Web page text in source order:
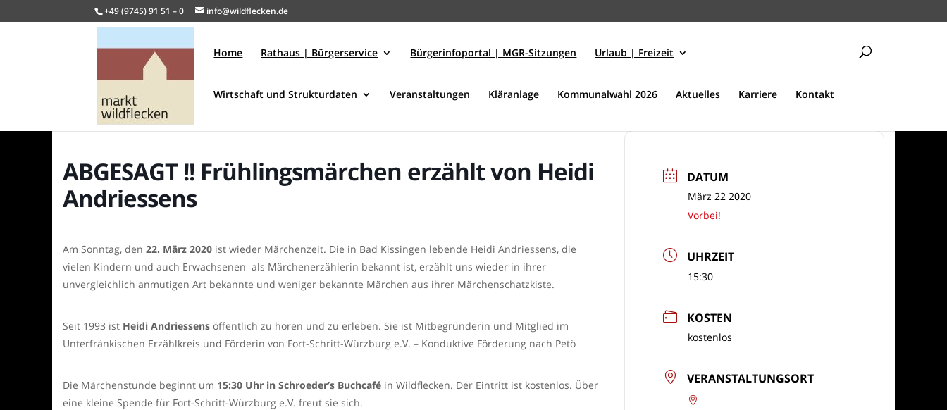
+49 (9745) 91 51 – 0 info@wildflecken.de
Home Rathaus | Bürgerservice Bürgerinfoportal | MGR-Sitzungen Urlaub | Freizeit
Wirtschaft und Strukturdaten Veranstaltungen Kläranlage Kommunalwahl 2026 Aktuelles Karriere Kontakt
ABGESAGT !! Frühlingsmärchen erzählt von Heidi
Andriessens
Am Sonntag, den 22. März 2020 ist wieder Märchenzeit. Die in Bad Kissingen lebende Heidi Andriessens, die
vielen Kindern und auch Erwachsenen als Märchenerzählerin bekannt ist, erzählt uns wieder in ihrer
unvergleichlich anmutigen Art bekannte und weniger bekannte Märchen aus ihrer Märchenschatzkiste.
Seit 1993 ist Heidi Andriessens öffentlich zu hören und zu erleben. Sie ist Mitbegründerin und Mitglied im
Unterfränkischen Erzählkreis und Förderin von Fort-Schritt-Würzburg e.V. – Konduktive Förderung nach Petö
Die Märchenstunde beginnt um 15:30 Uhr in Schroeder’s Buchcafé in Wildflecken. Der Eintritt ist kostenlos. Über
eine kleine Spende für Fort-Schritt-Würzburg e.V. freut sie sich.
DATUM
März 22 2020
Vorbei!
UHRZEIT
15:30
KOSTEN
kostenlos
VERANSTALTUNGSORT